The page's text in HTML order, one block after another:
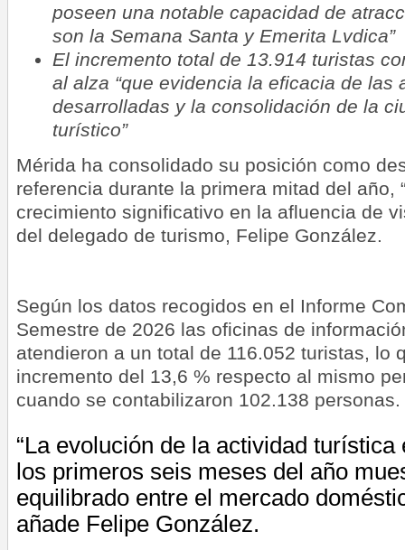
poseen una notable capacidad de
son la Semana Santa y Emerita Lvdica”
El incremento total de 13.914 turistas
al alza “que evidencia la eficacia de las
desarrolladas y la consolidación de la
turístico”
Mérida ha consolidado su posición como
referencia durante la primera mitad del año,
crecimiento significativo en la afluencia de
del delegado de turismo, Felipe González.
Según los datos recogidos en el Informe
Semestre de 2026 las oficinas de
atendieron a un total de 116.052 turistas, lo
incremento del 13,6 % respecto al mismo
cuando se contabilizaron 102.138 personas.
“La evolución de la actividad
los primeros seis meses del año
equilibrado entre el mercado
añade Felipe González.